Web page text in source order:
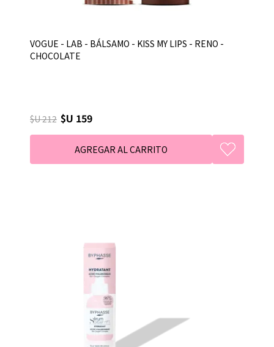
VOGUE - LAB - BÁLSAMO - KISS MY LIPS - RENO -
CHOCOLATE
$U 212 $U 159